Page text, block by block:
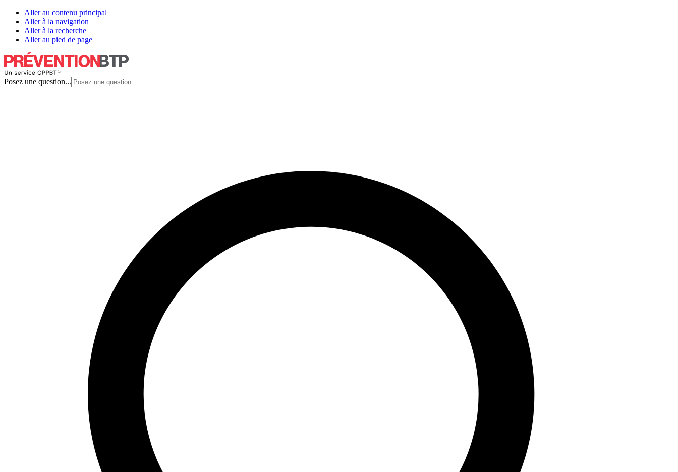
Aller au contenu principal
Aller à la navigation
Aller à la recherche
Aller au pied de page
Posez une question...